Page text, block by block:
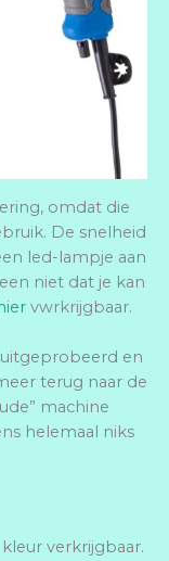
omdat die
De snelheid
led-lampje aan
niet dat je kan
vwrkrijgbaar.
en
terug naar de
machine
helemaal niks
verkrijgbaar.